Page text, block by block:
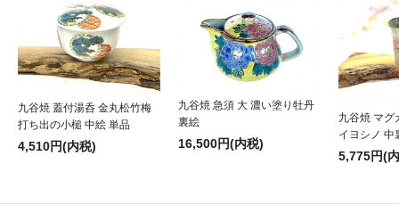
九谷焼 蓋付湯呑 金丸松竹梅
打ち出の小槌 中絵 単品
4,510円(内税)
九谷焼 急須 大 濃い塗り牡丹
裏絵
16,500円(内税)
九谷焼 マグ
イヨシノ 中
5,775円(